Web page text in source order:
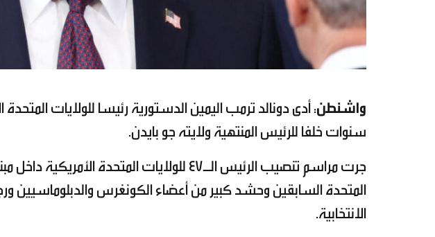
واشنطن: أدى دونالد ترمب اليمين الدستورية رئيسا للولايات المتحدة
سنوات خلفا للرئيس المنتهية ولايته جو بايدن.
جرت مراسم تنصيب الرئيس الـ47 للولايات المتحدة
المتحدة السابقين وحشد كبير من أعضاء الكونغرس والدبلوماسيين
الانتخابية.